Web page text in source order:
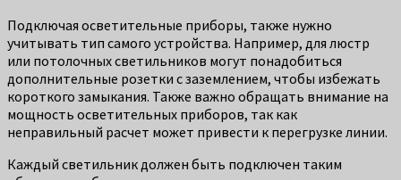
Подключая осветительные приборы, также нужно
учитывать тип самого устройства. Например, для люстр
или потолочных светильников могут понадобиться
дополнительные розетки с заземлением, чтобы избежать
короткого замыкания. Также важно обращать внимание на
мощность осветительных приборов, так как
неправильный расчет может привести к перегрузке линии.
Каждый светильник должен быть подключен таким